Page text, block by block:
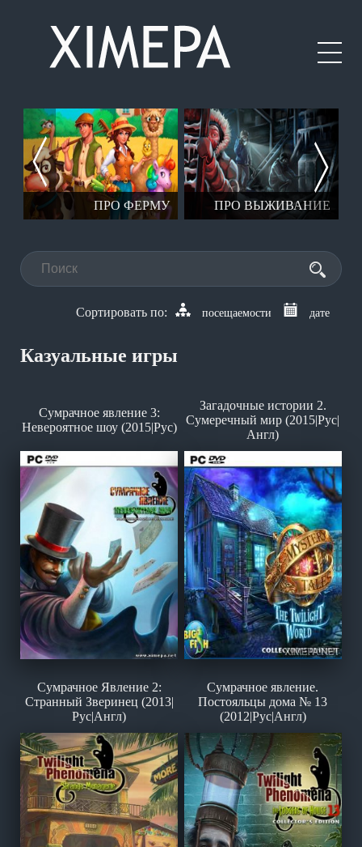
ПРО ФЕРМУ ПРО ВЫЖИВАНИЕ
дате
посещаемости
Казуальные игры
Сумрачное явление 3:
Невероятное шоу (2015|Рус)
Загадочные истории 2.
Сумеречный мир (2015|Рус|
Англ)
Сумрачное Явление 2:
Странный Зверинец (2013|
Рус|Англ)
Сумрачное явление.
Постояльцы дома № 13
(2012|Рус|Англ)